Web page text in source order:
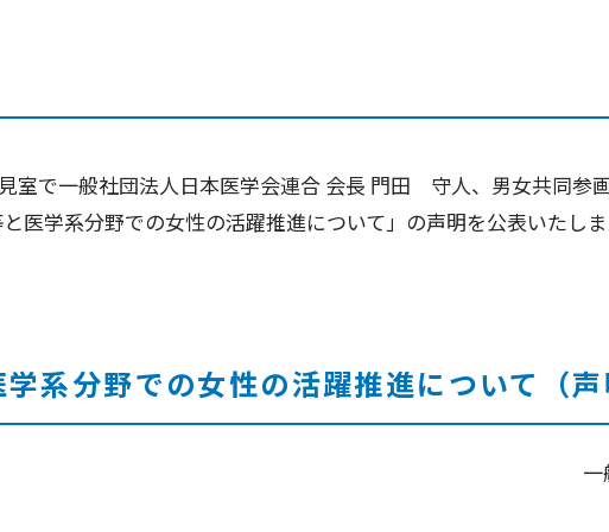
室で一般社団法人日本医学会連合 会長 門田 守人、男女共同参
学系分野での女性の活躍推進について」の声明を公表いたしま
系分野での女性の活躍推進について（声